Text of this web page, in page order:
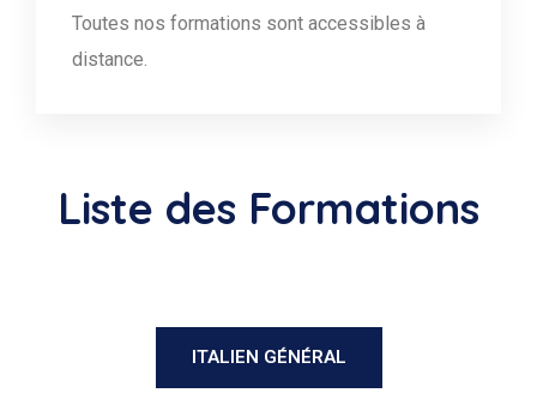
Toutes nos formations sont accessibles à
distance.
Liste des Formations
ITALIEN GÉNÉRAL